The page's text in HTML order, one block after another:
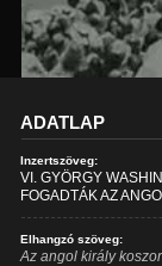
ADATLAP
Inzertszöveg:
VI. GYÖRGY
FOGADTÁK AZ
Elhangzó szöveg:
Az angol király